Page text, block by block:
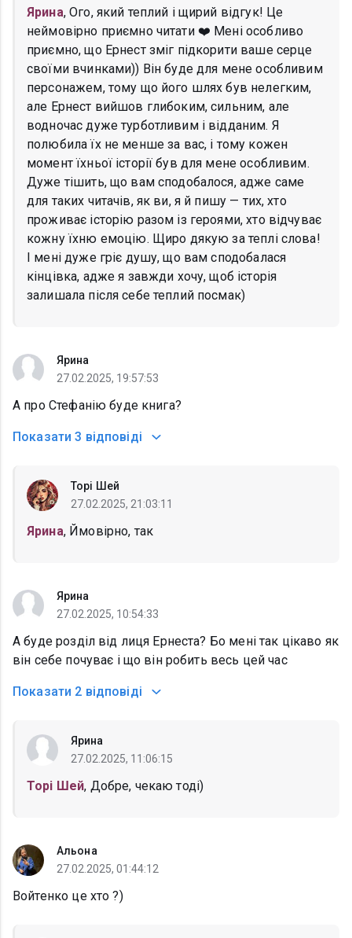
Ярина, Ого, який теплий і щирий відгук! Це
неймовірно приємно читати ❤️ Мені особливо
приємно, що Ернест зміг підкорити ваше серце
своїми вчинками)) Він буде для мене особливим
персонажем, тому що його шлях був нелегким,
але Ернест вийшов глибоким, сильним, але
водночас дуже турботливим і відданим. Я
полюбила їх не менше за вас, і тому кожен
момент їхньої історії був для мене особливим.
Дуже тішить, що вам сподобалося, адже саме
для таких читачів, як ви, я й пишу — тих, хто
проживає історію разом із героями, хто відчуває
кожну їхню емоцію. Щиро дякую за теплі слова!
І мені дуже гріє душу, що вам сподобалася
кінцівка, адже я завжди хочу, щоб історія
залишала після себе теплий посмак)
Ярина
27.02.2025, 19:57:53
А про Стефанію буде книга?
Показати 3 відповіді
Торі Шей
27.02.2025, 21:03:11
Ярина, Ймовірно, так
Ярина
27.02.2025, 10:54:33
А буде розділ від лиця Ернеста? Бо мені так цікаво як
він себе почуває і що він робить весь цей час
Показати 2 відповіді
Ярина
27.02.2025, 11:06:15
Торі Шей, Добре, чекаю тоді)
Альона
27.02.2025, 01:44:12
Войтенко це хто ?)